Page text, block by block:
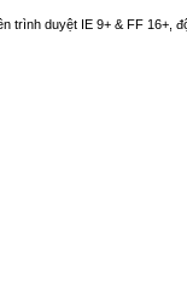
trình duyệt IE 9+ & FF 16+,